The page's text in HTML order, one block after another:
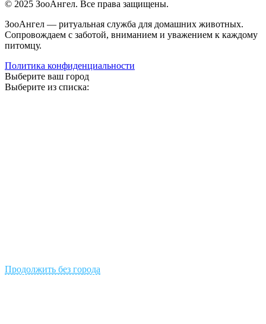
© 2025 ЗооАнгел. Все права защищены.
ЗооАнгел — ритуальная служба для домашних животных.
Сопровождаем с заботой, вниманием и уважением к каждому
питомцу.
Политика конфиденциальности
Выберите ваш город
Выберите из списка:
Продолжить без города